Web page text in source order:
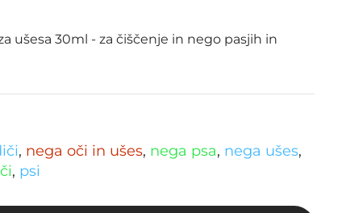
ušesa 30ml - za čiščenje in nego pasjih in
, nega oči in ušes, nega psa, nega ušes,
, psi